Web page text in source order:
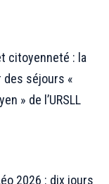
citoyenneté : la
séjours «
» de l’URSLL
2026 : dix jours